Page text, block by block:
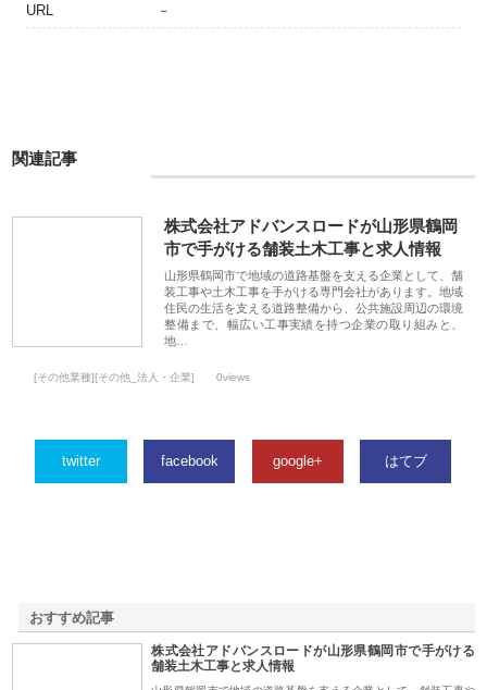
URL －
関連記事
株式会社アドバンスロードが山形県鶴岡
市で手がける舗装土木工事と求人情報
山形県鶴岡市で地域の道路基盤を支える企業として、舗
装工事や土木工事を手がける専門会社があります。地域
住民の生活を支える道路整備から、公共施設周辺の環境
整備まで、幅広い工事実績を持つ企業の取り組みと、
地…
[その他業種][その他_法人・企業] 0views
twitter facebook google+ はてブ
おすすめ記事
株式会社アドバンスロードが山形県鶴岡市で手がける
舗装土木工事と求人情報